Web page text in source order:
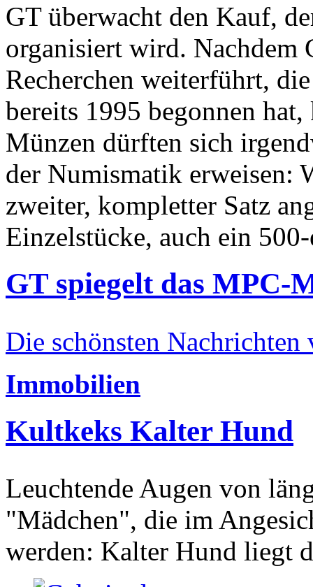
GT überwacht den Kauf,
organisiert wird. Nachdem
Recherchen weiterführt,
bereits 1995 begonnen
Münzen dürften sich
der Numismatik erweisen:
zweiter, kompletter Satz
Einzelstücke, auch ein
GT spiegelt das MPC-
Die schönsten Nachrichten
Immobilien
Kultkeks Kalter Hund
Leuchtende Augen von
"Mädchen", die im
werden: Kalter Hund liegt